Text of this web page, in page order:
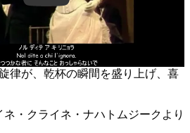
律が、乾杯の瞬間を盛り上げ、喜
ネ・クライネ・ナハトムジークより